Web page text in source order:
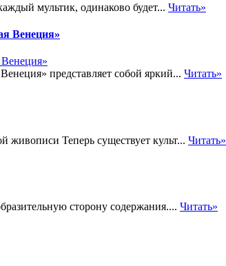
мультик, одинаково будет... Читать»
Венеция»
представляет собой яркий... Читать»
живописи Теперь существует культ... Читать»
сторону содержания.... Читать»